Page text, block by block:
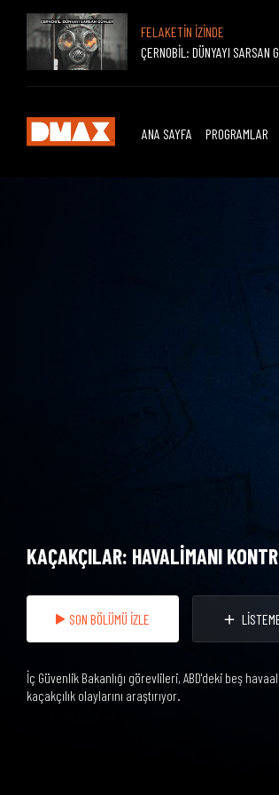
FELAKETİN İZİNDE
ÇERNOBİL: DÜNYAYI SARSAN
ANA SAYFA PROGRAMLAR
KAÇAKÇILAR: HAVALİMANI
SON BÖLÜMÜ İZLE
İç Güvenlik Bakanlığı görevlileri, ABD'deki beş
kaçakçılık olaylarını araştırıyor.